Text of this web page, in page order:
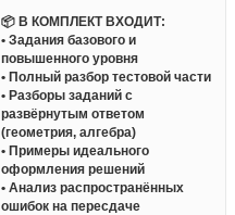
📦 В КОМПЛЕКТ ВХОДИТ:
• Задания базового и
повышенного уровня
• Полный разбор тестовой части
• Разборы заданий с
развёрнутым ответом
(геометрия, алгебра)
• Примеры идеального
оформления решений
• Анализ распространённых
ошибок на пересдаче